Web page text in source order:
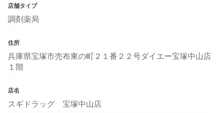
店舗タイプ
調剤薬局
住所
兵庫県宝塚市売布東の町２１番２２号ダイエー宝塚中山店
１階
店名
スギドラッグ 宝塚中山店